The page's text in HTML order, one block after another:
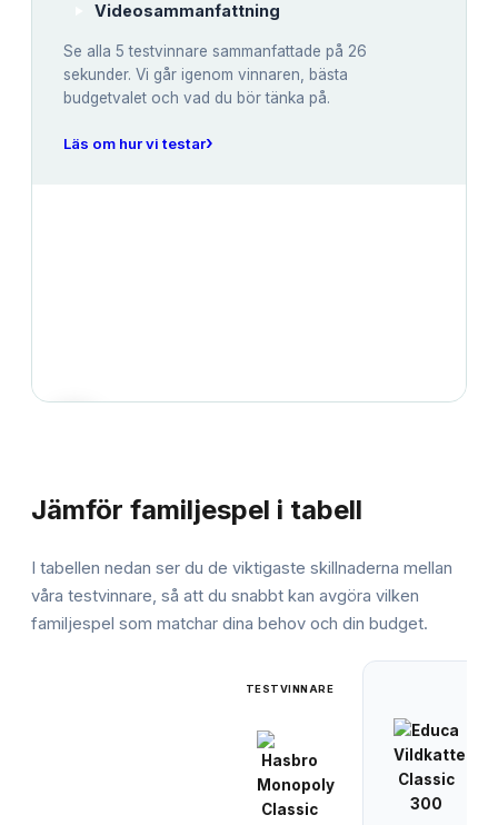
Videosammanfattning
Se alla 5 testvinnare sammanfattade på 26
sekunder. Vi går igenom vinnaren, bästa
budgetvalet och vad du bör tänka på.
Läs om hur vi testar›
Jämför familjespel i tabell
I tabellen nedan ser du de viktigaste skillnaderna mellan
våra testvinnare, så att du snabbt kan avgöra vilken
familjespel som matchar dina behov och din budget.
TESTVINNARE